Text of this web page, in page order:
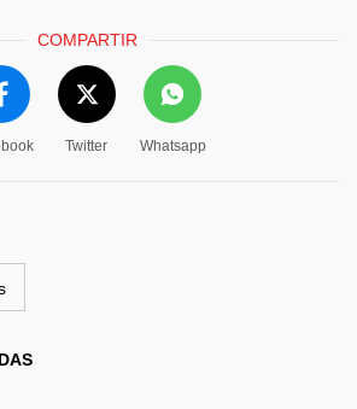
COMPARTIR
Twitter Whatsapp